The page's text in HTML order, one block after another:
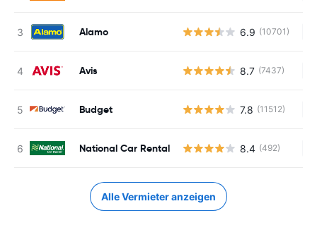
Alamo 6.9 (10701)
Avis 8.7 (7437)
Budget 7.8 (11512)
National Car Rental 8.4 (492)
Alle Vermieter anzeigen